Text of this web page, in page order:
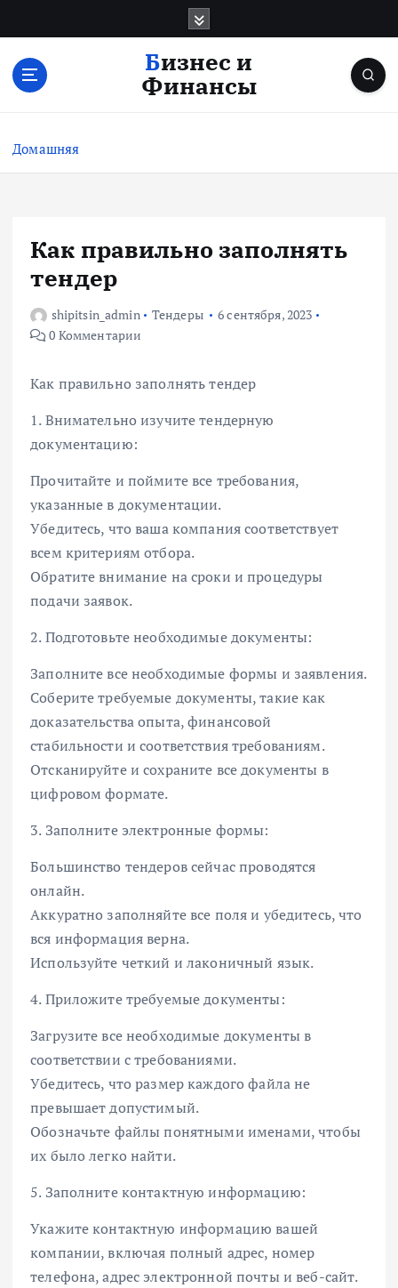
с
Бизнес и
Финансы
Домашняя
Как правильно заполнять
тендер
shipitsin_admin Тендеры
6 сентября, 2023
0 Комментарии
Как правильно заполнять тендер
1. Внимательно изучите тендерную
документацию:
Прочитайте и поймите все требования,
указанные в документации.
Убедитесь, что ваша компания соответствует
всем критериям отбора.
Обратите внимание на сроки и процедуры
подачи заявок.
2. Подготовьте необходимые документы:
Заполните все необходимые формы и заявления.
Соберите требуемые документы, такие как
доказательства опыта, финансовой
стабильности и соответствия требованиям.
Отсканируйте и сохраните все документы в
цифровом формате.
3. Заполните электронные формы:
Большинство тендеров сейчас проводятся
онлайн.
Аккуратно заполняйте все поля и убедитесь, что
вся информация верна.
Используйте четкий и лаконичный язык.
4. Приложите требуемые документы:
Загрузите все необходимые документы в
соответствии с требованиями.
Убедитесь, что размер каждого файла не
превышает допустимый.
Обозначьте файлы понятными именами, чтобы
их было легко найти.
5. Заполните контактную информацию:
Укажите контактную информацию вашей
компании, включая полный адрес, номер
телефона, адрес электронной почты и веб-сайт.